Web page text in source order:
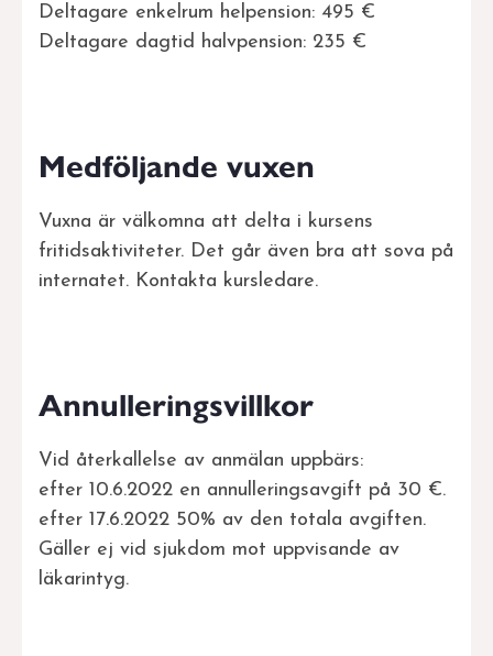
Deltagare enkelrum helpension: 495 €
Deltagare dagtid halvpension: 235 €
Medföljande vuxen
Vuxna är välkomna att delta i kursens
fritidsaktiviteter. Det går även bra att sova på
internatet. Kontakta kursledare.
Annulleringsvillkor
Vid återkallelse av anmälan uppbärs:
efter 10.6.2022 en annulleringsavgift på 30 €.
efter 17.6.2022 50% av den totala avgiften.
Gäller ej vid sjukdom mot uppvisande av
läkarintyg.